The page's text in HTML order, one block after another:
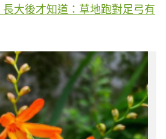
大後才知道：草地跑對足弓有